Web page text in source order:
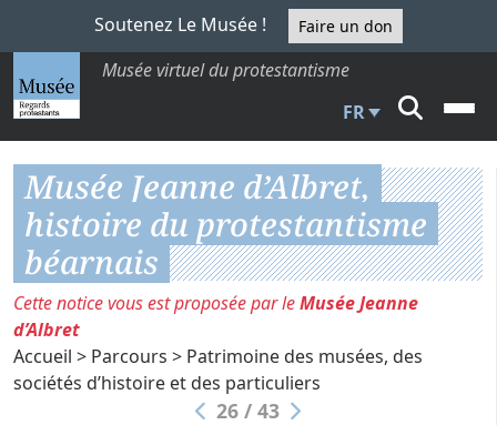
Soutenez Le Musée ! Faire un don
Musée virtuel du protestantisme
FR
Musée Jeanne d’Albret,
histoire du protestantisme
béarnais
Cette notice vous est proposée par leMusée Jeanne
d’Albret
Accueil > Parcours > Patrimoine des musées, des
sociétés d’histoire et des particuliers
26 / 43